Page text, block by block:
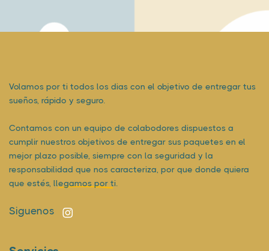
Volamos por ti todos los dias con el objetivo de entregar tus
sueños, rápido y seguro.
Contamos con un equipo de colabodores dispuestos a
cumplir nuestros objetivos de entregar sus paquetes en el
mejor plazo posible, siempre con la seguridad y la
responsabilidad que nos caracteriza, por que donde quiera
que estés, llegamos por ti.
Siguenos